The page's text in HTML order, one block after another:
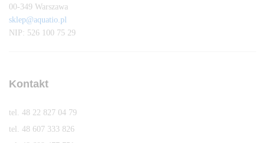
00-349 Warszawa
sklep@aquatio.pl
NIP: 526 100 75 29
Kontakt
tel. 48 22 827 04 79
tel. 48 607 333 826